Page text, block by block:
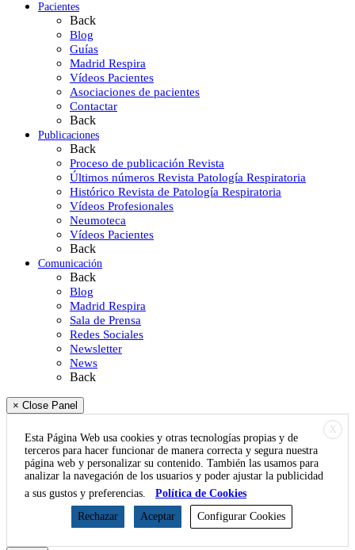
Pacientes
Back
Blog
Guías
Madrid Respira
Vídeos Pacientes
Asociaciones de pacientes
Contactar
Back
Publicaciones
Back
Proceso de publicación Revista
Últimos números Revista Patología Respiratoria
Histórico Revista de Patología Respiratoria
Vídeos Profesionales
Neumoteca
Vídeos Pacientes
Back
Comunicación
Back
Blog
Madrid Respira
Sala de Prensa
Redes Sociales
Newsletter
News
Back
× Close Panel
X
Esta Página Web usa cookies y otras tecnologías propias y de
terceros para hacer funcionar de manera correcta y segura nuestra
página web y personalizar su contenido. También las usamos para
analizar la navegación de los usuarios y poder ajustar la publicidad
a sus gustos y preferencias.
Política de Cookies
Rechazar
Aceptar Configurar Cookies